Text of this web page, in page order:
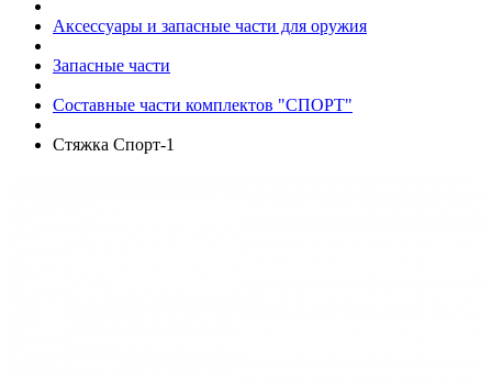
Аксессуары и запасные части для оружия
Запасные части
Составные части комплектов "СПОРТ"
Стяжка Спорт-1